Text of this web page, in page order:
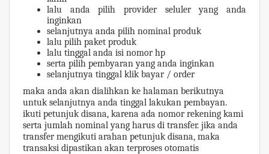
lalu anda pilih provider seluler yang anda
inginkan
selanjutnya anda pilih nominal produk
lalu pilih paket produk
lalu tinggal anda isi nomor hp
serta pilih pembyaran yang anda inginkan
selanjutnya tinggal klik bayar / order
maka anda akan dialihkan ke halaman berikutnya
untuk selanjutnya anda tinggal lakukan pembayan.
ikuti petunjuk disana, karena ada nomor rekening kami
serta jumlah nominal yang harus di transfer. jika anda
transfer mengikuti arahan petunjuk disana, maka
transaksi dipastikan akan terproses otomatis